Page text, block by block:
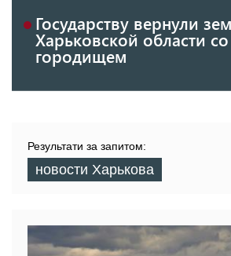
Государству вернули
Харьковской области
городищем
Результати за запитом:
новости Харькова